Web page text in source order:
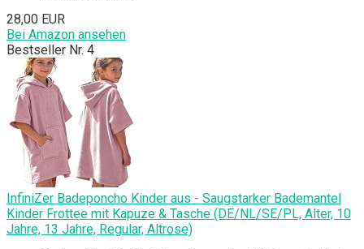
28,00 EUR
Bei Amazon ansehen
Bestseller Nr. 4
InfiniZer Badeponcho Kinder aus - Saugstarker Bademantel
Kinder Frottee mit Kapuze & Tasche (DE/NL/SE/PL, Alter, 10
Jahre, 13 Jahre, Regular, Altrose)